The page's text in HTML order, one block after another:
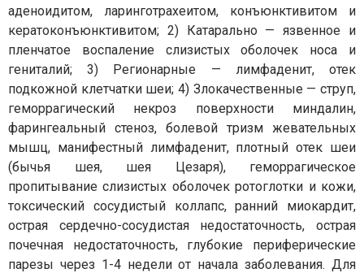
аденоидитом, ларинготрахеитом, конъюнктивитом и
кератоконъюнктивитом; 2) Катарально — язвенное и
пленчатое воспаление слизистых оболочек носа и
гениталий; 3) Регионарные — лимфаденит, отек
подкожной клетчатки шеи; 4) Злокачественные — струп,
геморрагический некроз поверхности миндалин,
фарингеальный стеноз, болевой тризм жевательных
мышц, манифестный лимфаденит, плотный отек шеи
(бычья шея, шея Цезаря), геморрагическое
пропитывание слизистых оболочек ротоглотки и кожи,
токсический сосудистый коллапс, ранний миокардит,
острая сердечно-сосудистая недостаточность, острая
почечная недостаточность, глубокие периферические
парезы через 1-4 недели от начала заболевания. Для